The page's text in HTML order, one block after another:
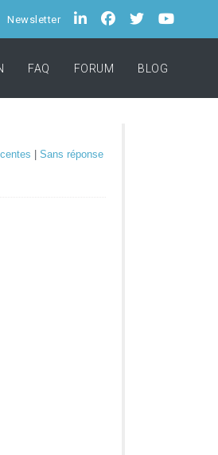
Newsletter
FAQ FORUM BLOG
Sans réponse